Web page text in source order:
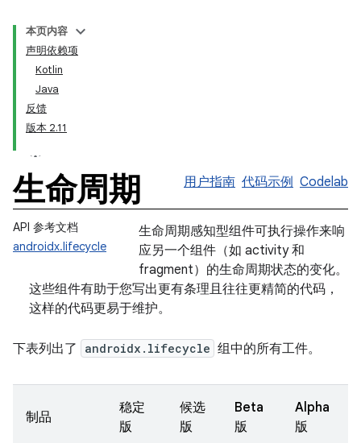
本页内容
声明依赖项
Kotlin
Java
反馈
版本 2.11
生命周期 用户指南 代码示例 Codelab
API 参考文档
androidx.lifecycle
生命周期感知型组件可执行操作来响
应另一个组件（如 activity 和
fragment）的生命周期状态的变化。
这些组件有助于您写出更有条理且往往更精简的代码，
这样的代码更易于维护。
下表列出了 androidx.lifecycle 组中的所有工件。
制品
稳定
版
候选
版
Beta
版
Alpha
版